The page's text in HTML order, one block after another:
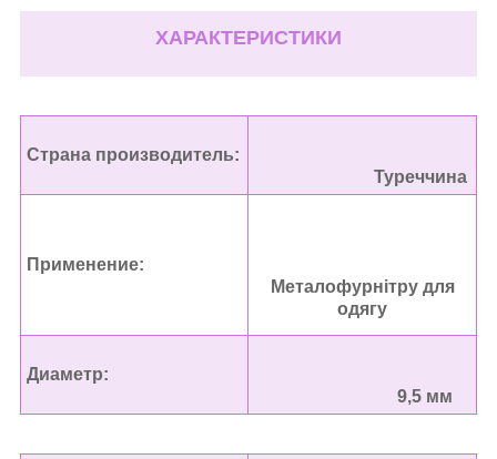
ХАРАКТЕРИСТИКИ
Страна производитель:
Туреччина
Применение:
Металофурнітру для
одягу
Диаметр:
9,5 мм